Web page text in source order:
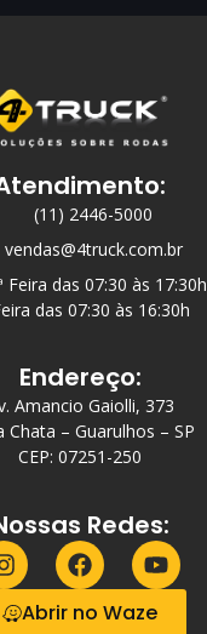
(11) 2446-5000
vendas@4truck.com.br
Feira das 07:30 às 17:30h
das 07:30 às 16:30h
Endereço:
Amancio Gaiolli, 373
Chata – Guarulhos – SP
CEP: 07251-250
Redes:
Abrir no Waze